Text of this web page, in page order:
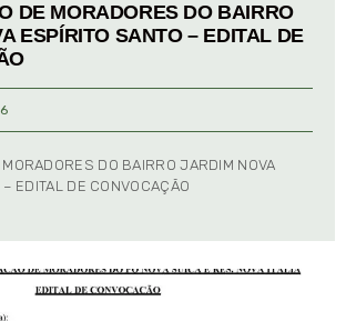
DE MORADORES DO BAIRRO
ESPÍRITO SANTO – EDITAL DE
DO BAIRRO JARDIM NOVA
EDITAL DE CONVOCAÇÃO